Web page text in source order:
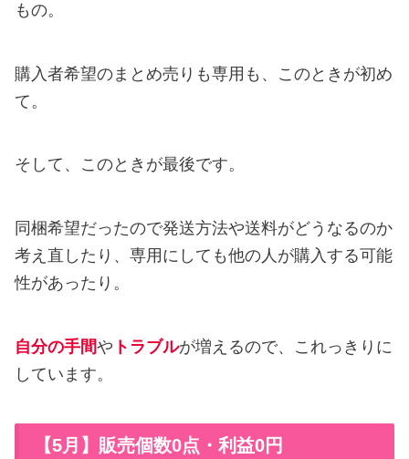
もの。
購入者希望のまとめ売りも専用も、このときが初め
て。
そして、このときが最後です。
同梱希望だったので発送方法や送料がどうなるのか
考え直したり、専用にしても他の人が購入する可能
性があったり。
自分の手間や トラブルが増えるので、これっきりに
しています。
【5月】販売個数0点・利益0円